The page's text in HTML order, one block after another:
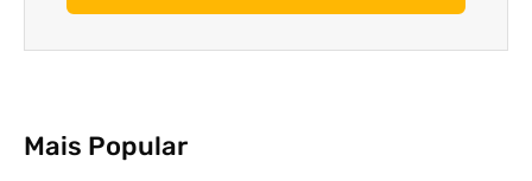
Mais Popular